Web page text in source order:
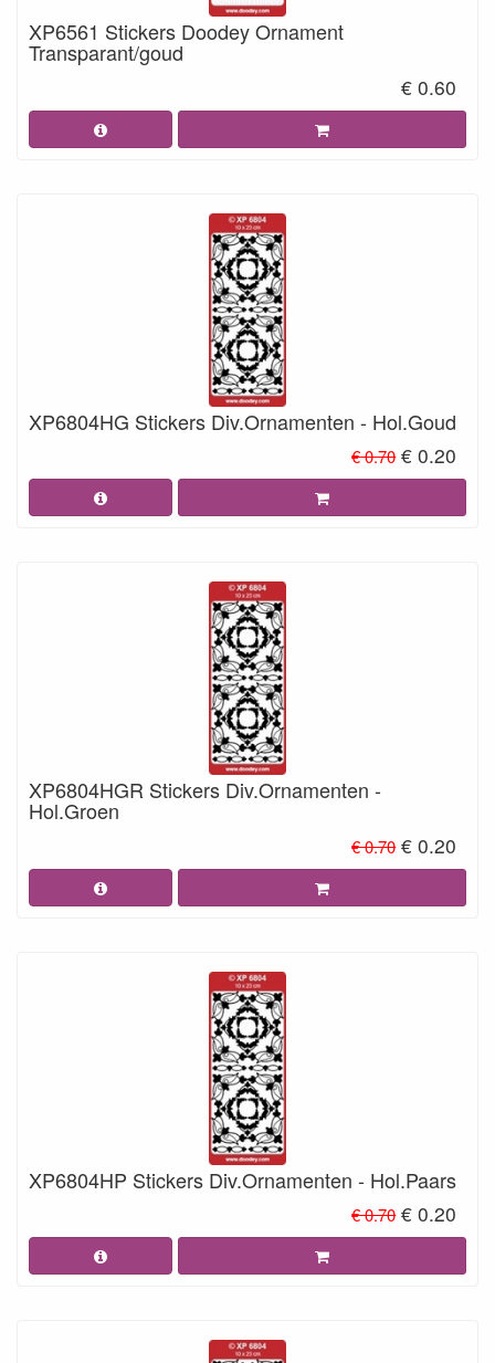
XP6561 Stickers Doodey Ornament
Transparant/goud
€ 0.60
XP6804HG Stickers Div.Ornamenten - Hol.Goud
€ 0.70 € 0.20
XP6804HGR Stickers Div.Ornamenten -
Hol.Groen
€ 0.70 € 0.20
XP6804HP Stickers Div.Ornamenten - Hol.Paars
€ 0.70 € 0.20